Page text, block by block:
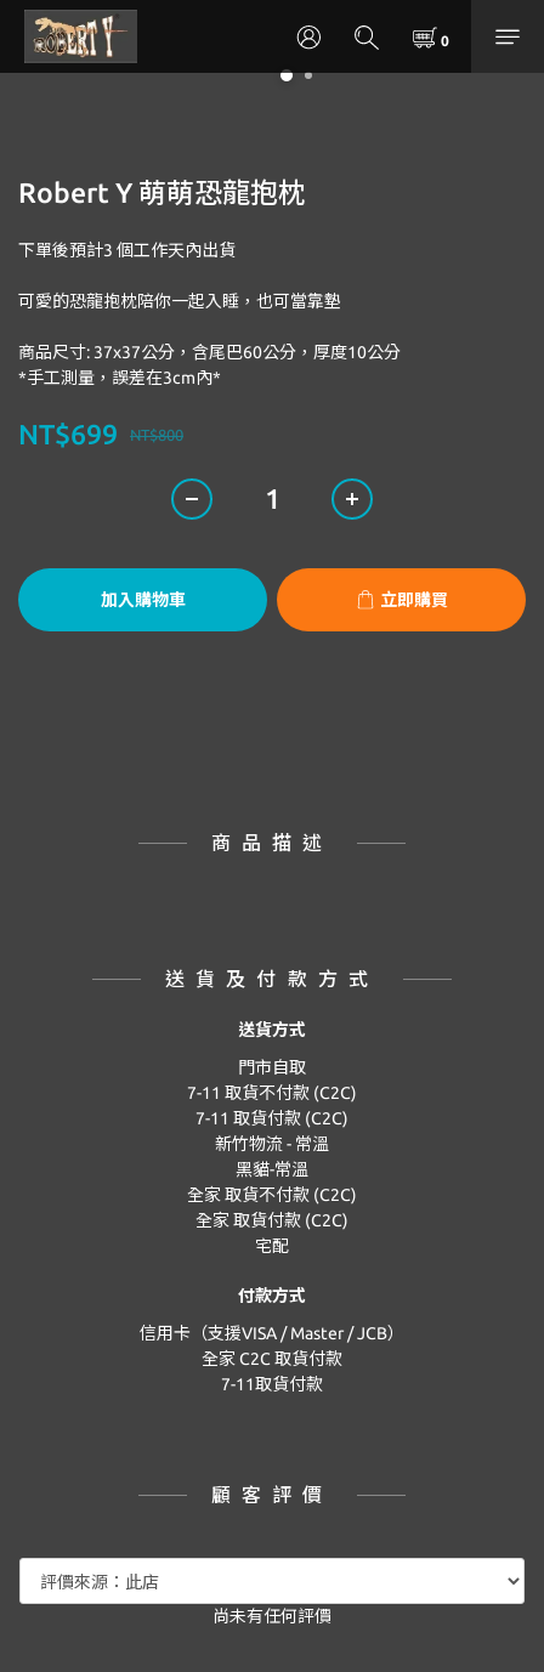
Robert Y 萌萌恐龍抱枕
下單後預計3 個工作天內出貨
可愛的恐龍抱枕陪你一起入睡，也可當靠墊
商品尺寸: 37x37公分，含尾巴60公分，厚度10公分
*手工測量，誤差在3cm內*
NT$800
NT$699
加入購物車 立即購買
商品描述
送貨及付款方式
送貨方式
門市自取
7-11 取貨不付款 (C2C)
7-11 取貨付款 (C2C)
新竹物流 - 常溫
黑貓-常溫
全家 取貨不付款 (C2C)
全家 取貨付款 (C2C)
宅配
付款方式
信用卡（支援VISA / Master / JCB）
全家 C2C 取貨付款
7-11取貨付款
顧客評價
尚未有任何評價